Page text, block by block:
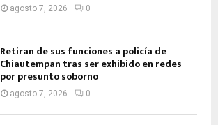
agosto 7, 2026 0
Retiran de sus funciones a policía de
Chiautempan tras ser exhibido en redes
por presunto soborno
agosto 7, 2026 0